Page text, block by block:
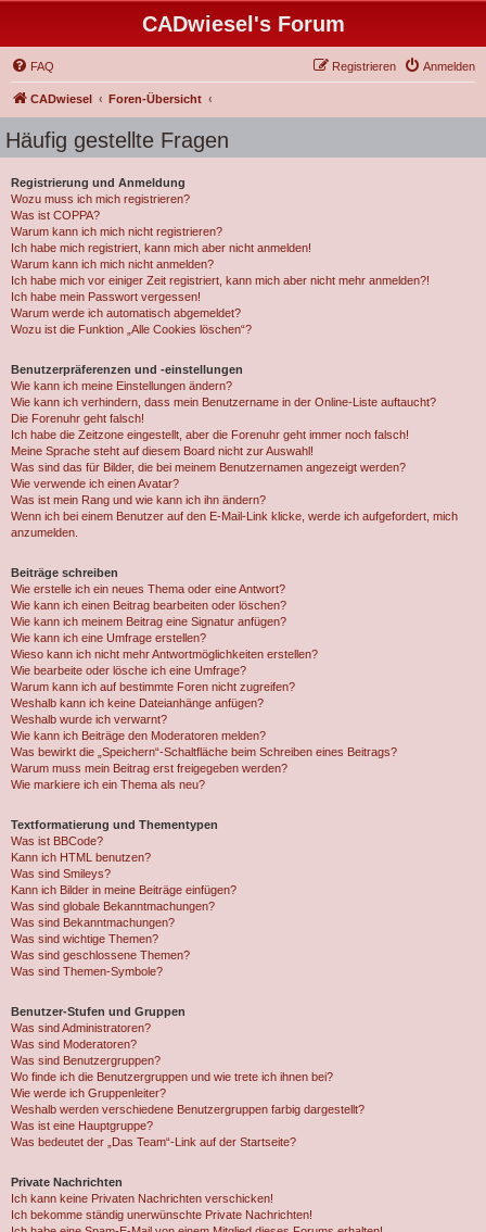
CADwiesel's Forum
FAQ Anmelden
Registrieren
CADwiesel Foren-Übersicht
Häufig gestellte Fragen
Registrierung und Anmeldung
Wozu muss ich mich registrieren?
Was ist COPPA?
Warum kann ich mich nicht registrieren?
Ich habe mich registriert, kann mich aber nicht anmelden!
Warum kann ich mich nicht anmelden?
Ich habe mich vor einiger Zeit registriert, kann mich aber nicht mehr anmelden?!
Ich habe mein Passwort vergessen!
Warum werde ich automatisch abgemeldet?
Wozu ist die Funktion „Alle Cookies löschen“?
Benutzerpräferenzen und -einstellungen
Wie kann ich meine Einstellungen ändern?
Wie kann ich verhindern, dass mein Benutzername in der Online-Liste auftaucht?
Die Forenuhr geht falsch!
Ich habe die Zeitzone eingestellt, aber die Forenuhr geht immer noch falsch!
Meine Sprache steht auf diesem Board nicht zur Auswahl!
Was sind das für Bilder, die bei meinem Benutzernamen angezeigt werden?
Wie verwende ich einen Avatar?
Was ist mein Rang und wie kann ich ihn ändern?
Wenn ich bei einem Benutzer auf den E-Mail-Link klicke, werde ich aufgefordert, mich
anzumelden.
Beiträge schreiben
Wie erstelle ich ein neues Thema oder eine Antwort?
Wie kann ich einen Beitrag bearbeiten oder löschen?
Wie kann ich meinem Beitrag eine Signatur anfügen?
Wie kann ich eine Umfrage erstellen?
Wieso kann ich nicht mehr Antwortmöglichkeiten erstellen?
Wie bearbeite oder lösche ich eine Umfrage?
Warum kann ich auf bestimmte Foren nicht zugreifen?
Weshalb kann ich keine Dateianhänge anfügen?
Weshalb wurde ich verwarnt?
Wie kann ich Beiträge den Moderatoren melden?
Was bewirkt die „Speichern“-Schaltfläche beim Schreiben eines Beitrags?
Warum muss mein Beitrag erst freigegeben werden?
Wie markiere ich ein Thema als neu?
Textformatierung und Thementypen
Was ist BBCode?
Kann ich HTML benutzen?
Was sind Smileys?
Kann ich Bilder in meine Beiträge einfügen?
Was sind globale Bekanntmachungen?
Was sind Bekanntmachungen?
Was sind wichtige Themen?
Was sind geschlossene Themen?
Was sind Themen-Symbole?
Benutzer-Stufen und Gruppen
Was sind Administratoren?
Was sind Moderatoren?
Was sind Benutzergruppen?
Wo finde ich die Benutzergruppen und wie trete ich ihnen bei?
Wie werde ich Gruppenleiter?
Weshalb werden verschiedene Benutzergruppen farbig dargestellt?
Was ist eine Hauptgruppe?
Was bedeutet der „Das Team“-Link auf der Startseite?
Private Nachrichten
Ich kann keine Privaten Nachrichten verschicken!
Ich bekomme ständig unerwünschte Private Nachrichten!